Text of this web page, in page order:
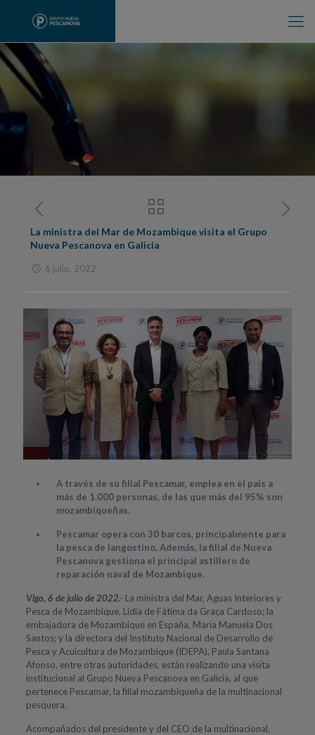
La ministra del Mar de Mozambique visita el Grupo
Nueva Pescanova en Galicia
6 julio, 2022
A través de su filial Pescamar, emplea en el país a
más de 1.000 personas, de las que más del 95% son
mozambiqueñas.
Pescamar opera con 30 barcos, principalmente para
la pesca de langostino. Además, la filial de Nueva
Pescanova gestiona el principal astillero de
reparación naval de Mozambique.
Vigo, 6 de julio de 2022.-La ministra del Mar, Aguas Interiores y
Pesca de Mozambique, Lídia de Fátima da Graça Cardoso; la
embajadora de Mozambique en España, Maria Manuela Dos
Santos; y la directora del Instituto Nacional de Desarrollo de
Pesca y Acuicultura de Mozambique (IDEPA), Paula Santana
Afonso, entre otras autoridades, están realizando una visita
institucional al Grupo Nueva Pescanova en Galicia, al que
pertenece Pescamar, la filial mozambiqueña de la multinacional
pesquera.
Acompañados del presidente y del CEO de la multinacional,